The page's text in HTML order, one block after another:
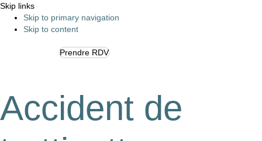
Skip links
Skip to primary navigation
Skip to content
Prendre RDV
Accident de